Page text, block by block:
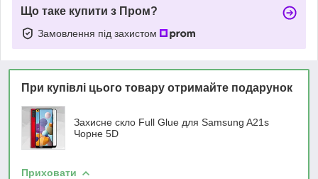
Що таке купити з Пром?
Замовлення під захистом
При купівлі цього товару отримайте подарунок
Захисне скло Full Glue для Samsung A21s
Чорне 5D
Приховати